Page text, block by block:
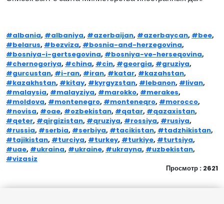
#albania, #albaniya, #azerbaijan, #azerbaycan, #bee,
#belarus, #bezviza, #bosnia-and-herzegovina,
#bosniya-i-gertsegovina, #bosniya-ve-herseqovina,
#chernogoriya, #china, #cin, #georgia, #gruziya,
#gurcustan, #i-ran, #iran, #katar, #kazahstan,
#kazakhstan, #kitay, #kyrgyzstan, #lebanon, #livan,
#malaysia, #malayziya, #marokko, #merakes,
#moldova, #montenegro, #monteneqro, #morocco,
#novisa, #oae, #ozbekistan, #qatar, #qazaxistan,
#qeter, #qirgizistan, #qruziya, #rossiya, #rusiya,
#russia, #serbia, #serbiya, #tacikistan, #tadzhikistan,
#tajikistan, #turciya, #turkey, #turkiye, #turtsiya,
#uae, #ukraina, #ukraine, #ukrayna, #uzbekistan,
#vizasiz
Просмотр : 2621